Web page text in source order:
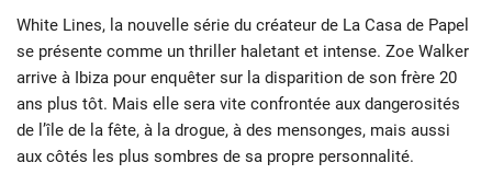
White Lines, la nouvelle série du créateur de La Casa de Papel
se présente comme un thriller haletant et intense. Zoe Walker
arrive à Ibiza pour enquêter sur la disparition de son frère 20
ans plus tôt. Mais elle sera vite confrontée aux dangerosités
de l’île de la fête, à la drogue, à des mensonges, mais aussi
aux côtés les plus sombres de sa propre personnalité.